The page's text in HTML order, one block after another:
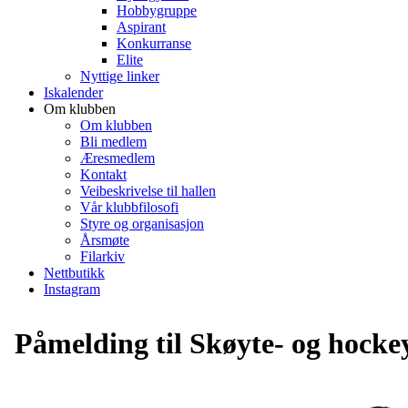
Hobbygruppe
Aspirant
Konkurranse
Elite
Nyttige linker
Iskalender
Om klubben
Om klubben
Bli medlem
Æresmedlem
Kontakt
Veibeskrivelse til hallen
Vår klubbfilosofi
Styre og organisasjon
Årsmøte
Filarkiv
Nettbutikk
Instagram
Påmelding til Skøyte- og